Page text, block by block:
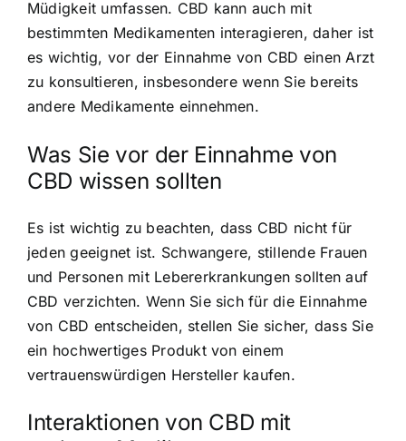
Müdigkeit umfassen. CBD kann auch mit
bestimmten Medikamenten interagieren, daher ist
es wichtig, vor der Einnahme von CBD einen Arzt
zu konsultieren, insbesondere wenn Sie bereits
andere Medikamente einnehmen.
Was Sie vor der Einnahme von
CBD wissen sollten
Es ist wichtig zu beachten, dass CBD nicht für
jeden geeignet ist. Schwangere, stillende Frauen
und Personen mit Lebererkrankungen sollten auf
CBD verzichten. Wenn Sie sich für die Einnahme
von CBD entscheiden, stellen Sie sicher, dass Sie
ein hochwertiges Produkt von einem
vertrauenswürdigen Hersteller kaufen.
Interaktionen von CBD mit